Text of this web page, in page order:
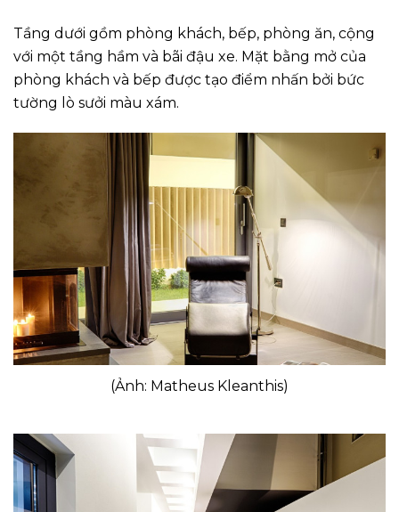
Tầng dưới gồm phòng khách, bếp, phòng ăn, cộng
với một tầng hầm và bãi đậu xe. Mặt bằng mở của
phòng khách và bếp được tạo điểm nhấn bởi bức
tường lò sưởi màu xám.
(Ảnh: Matheus Kleanthis)